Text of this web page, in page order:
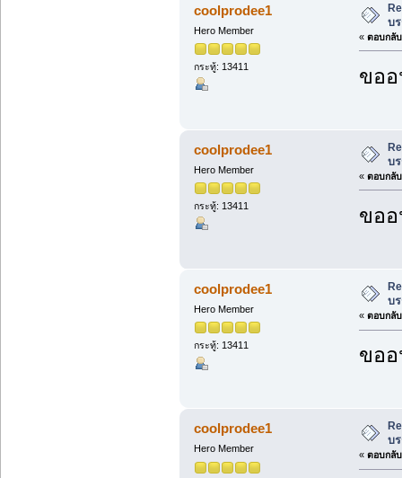
coolprodee1
Hero Member
กระทู้: 13411
บ
« ตอบกลั
ขอ
coolprodee1
Hero Member
กระทู้: 13411
บ
« ตอบกลั
ขอ
coolprodee1
Hero Member
กระทู้: 13411
บ
« ตอบกลั
ขอ
coolprodee1
Hero Member
บ
« ตอบกลั